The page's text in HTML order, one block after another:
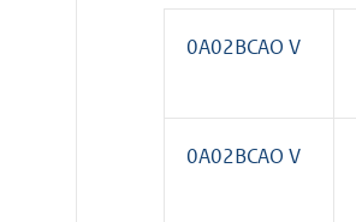
0A02BCAO V
0A02BCAO V